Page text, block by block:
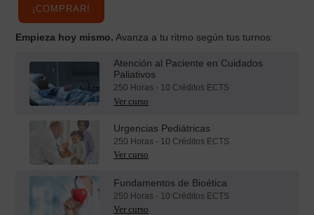
250,00€.
195,00€.
Empieza hoy mismo. Avanza a tu ritmo según tus turnos:
Atención al Paciente en Cuidados
Paliativos
250 Horas - 10 Créditos ECTS
Urgencias Pediátricas
250 Horas - 10 Créditos ECTS
Fundamentos de Bioética
250 Horas - 10 Créditos ECTS
¡COMPRAR!